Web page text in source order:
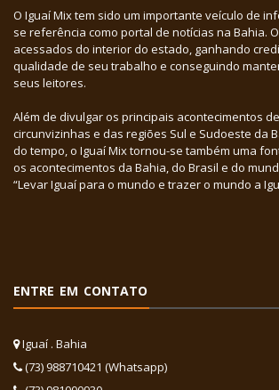
O Iguaí Mix tem sido um importante veículo de
se referência como portal de notícias na Bahia.
acessados do interior do estado, ganhando
qualidade de seu trabalho e conseguindo
seus leitores.
Além de divulgar os principais acontecimentos
circunvizinhas e das regiões Sul e Sudoeste da
do tempo, o Iguaí Mix tornou-se também uma
os acontecimentos da Bahia, do Brasil e do
“Levar Iguaí para o mundo e trazer o mundo a
ENTRE EM CONTATO
Iguaí . Bahia
(73) 988710421 (Whatsapp)